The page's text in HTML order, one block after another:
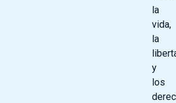
la
vida,
la
y
los